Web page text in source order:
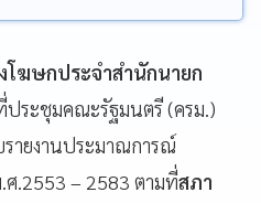
โฆษกประจำสำนักนายก
ประชุมคณะรัฐมนตรี (ครม.)
ายงานประมาณการณ์
.2553 – 2583 ตามที่สภา